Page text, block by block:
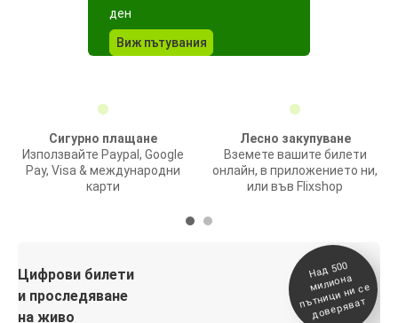
ден
Виж пътувания
Сигурно плащане
Използвайте Paypal, Google
Pay, Visa & международни
карти
Лесно закупуване
Вземете вашите билети
онлайн, в приложението ни,
или във Flixshop
Цифрови билети
и проследяване
на живо
На
д 500
милиона
п
ътници ни се
доверяват